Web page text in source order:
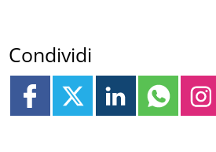
Condividi